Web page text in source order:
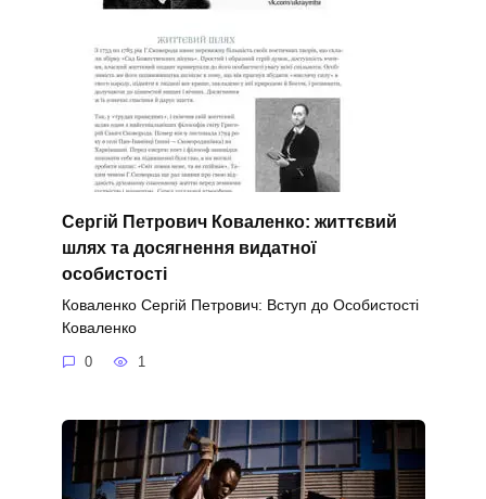
Сергій Петрович Коваленко: життєвий
шлях та досягнення видатної
особистості
Коваленко Сергій Петрович: Вступ до Особистості
Коваленко
0 1